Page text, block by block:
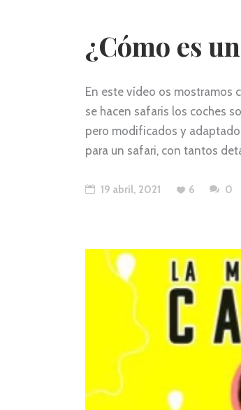
¿Cómo es
En este vídeo os mostramos
se hacen safaris los coches
pero modificados y
para un safari, con tantos
19 abril, 2021 6 0